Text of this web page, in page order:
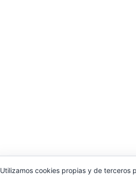
Utilizamos cookies propias y de terceros